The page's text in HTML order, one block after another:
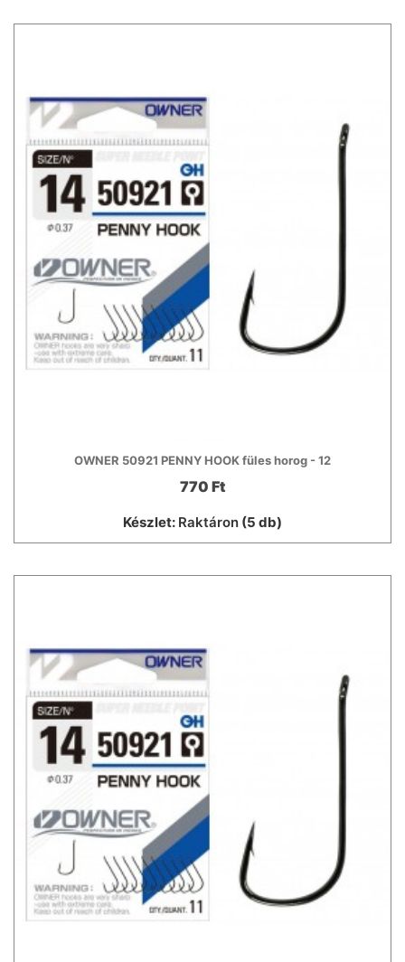
OWNER 50921 PENNY HOOK füles horog - 12
770 Ft
Készlet: Raktáron (5 db)